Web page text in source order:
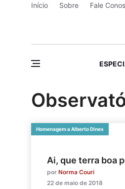
Início Sobre Fale
Homenagem a Alberto Dines
Ai, que terra boa
por Norma Couri
22 de maio de 2018